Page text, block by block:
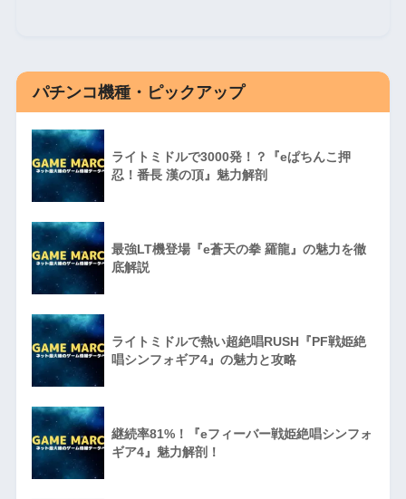
パチンコ機種・ピックアップ
ライトミドルで3000発！？『eぱちんこ押
忍！番長 漢の頂』魅力解剖
最強LT機登場『e蒼天の拳 羅龍』の魅力を徹
底解説
ライトミドルで熱い超絶唱RUSH『PF戦姫絶
唱シンフォギア4』の魅力と攻略
継続率81%！『eフィーバー戦姫絶唱シンフォ
ギア4』魅力解剖！